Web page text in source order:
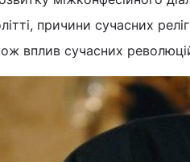
причини сучасних
вплив сучасних